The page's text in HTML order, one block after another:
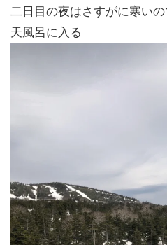
二日目の夜はさすがに寒い
天風呂に入る